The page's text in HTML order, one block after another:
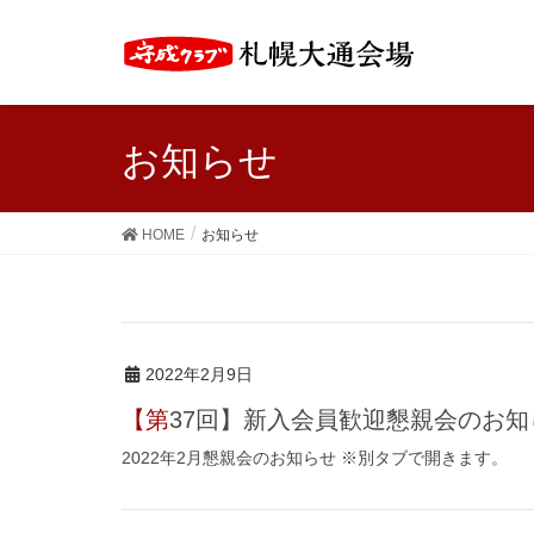
お知らせ
HOME お知らせ
2022年2月9日
【第37回】新入会員歓迎懇親会のお
2022年2月懇親会のお知らせ ※別タブで開きます。